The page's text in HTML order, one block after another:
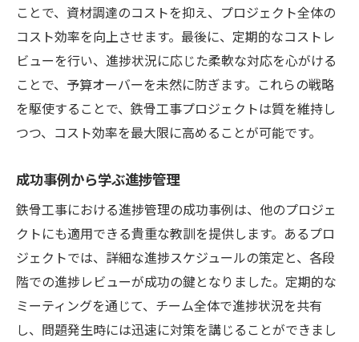
ことで、資材調達のコストを抑え、プロジェクト全体の
コスト効率を向上させます。最後に、定期的なコストレ
ビューを行い、進捗状況に応じた柔軟な対応を心がける
ことで、予算オーバーを未然に防ぎます。これらの戦略
を駆使することで、鉄骨工事プロジェクトは質を維持し
つつ、コスト効率を最大限に高めることが可能です。
成功事例から学ぶ進捗管理
鉄骨工事における進捗管理の成功事例は、他のプロジェ
クトにも適用できる貴重な教訓を提供します。あるプロ
ジェクトでは、詳細な進捗スケジュールの策定と、各段
階での進捗レビューが成功の鍵となりました。定期的な
ミーティングを通じて、チーム全体で進捗状況を共有
し、問題発生時には迅速に対策を講じることができまし